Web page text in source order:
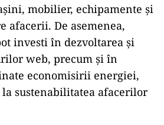
mobilier, echipamente și
afacerii. De asemenea,
investi în dezvoltarea și
web, precum și în
economisirii energiei,
sustenabilitatea afacerilor